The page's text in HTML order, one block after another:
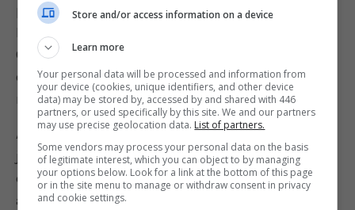
próximos cinco anos, incluindo um novo título
FPS em um estúdio europeu (provavelmente o
Creative Assembly) e a utilização de propriedades
do seu catálogo em remakes, reinicializações e
remasterizações.
A mesma tecnologia de nuvem da rede Azure
justificou uma inusitada parceria da Microsoft
com a Sony em 2019, quando as empresas
anunciaram que os data centers do Microsoft
Store and/or access information on a device
Learn more
Your personal data will be processed and information from
your device (cookies, unique identifiers, and other device
data) may be stored by, accessed by and shared with 446
partners, or used specifically by this site. We and our partners
may use precise geolocation data. List of partners.
Some vendors may process your personal data on the basis
of legitimate interest, which you can object to by managing
your options below. Look for a link at the bottom of this page
or in the site menu to manage or withdraw consent in privacy
and cookie settings.